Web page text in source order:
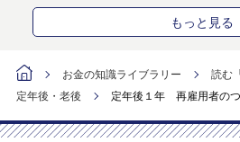
もっと見る
お金の知識ライブラリー
読む
定年後・老後
定年後１年 再雇用者の